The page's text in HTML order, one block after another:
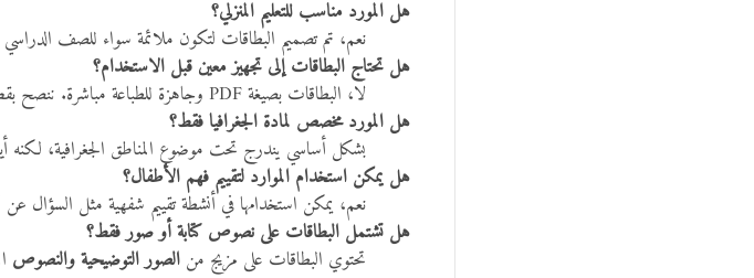
هل المورد مناسب للتعليم المنزلي؟
نعم، تم تصميم البطاقات لتكون ملائمة سواء للصف الدراسي أو
هل تحتاج البطاقات إلى تجهيز معين قبل الاستخدام؟
لا، البطاقات بصيغة PDF وجاهزة للطباعة مباشرة. ننصح بقصها وتغليفها للحصول على أفضل نتيجة وأطول عمر.
هل المورد مخصص لمادة الجغرافيا فقط؟
بشكل أساسي يندرج تحت موضوع المناطق الجغرافية، لكنه
هل يمكن استخدام الموارد لتقييم فهم الأطفال؟
نعم، يمكن استخدامها في أنشطة تقييم شفهية مثل السؤال
هل تشتمل البطاقات على نصوص كتابة أو صور فقط؟
تحتوي البطاقات على مزيج من الصور التوضيحية والنصوص